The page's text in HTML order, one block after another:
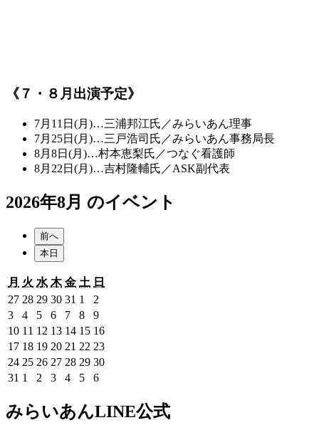
《７・８月出演予定》
7月11日(月)…三浦邦江氏／みらいあん理事
7月25日(月)…三戸浩司氏／みらいあん事務局長
8月8日(月)…村本恵梨氏／つなぐ看護師
8月22日(月)…吉村隆輔氏／ASK副代表
2026年8月 のイベント
前へ
本日
月 月
曜
日
火 火
曜
日
水 水
曜
日
木木
曜
日
金金
曜
日
土 土
曜
日
日
272026
年
7
月
27
日
282026
年
7
月
28
日
292026
年
7
月
29
日
302026
年
7
月
30
日
31 2026
年
7
月
31
日
1
2026
年
8
月
1
日
2
年
8
月
2
日
32026
年
8
月
3
日
42026
年
8
月
4
日
52026
年
8
月
5
日
62026
年
8
月
6
日
72026
年
8
月
7
日
82026
年
8
月
8
日
92026
年
8
月
9
日
102026
年
8
月
10
11 2026
年
8
月
11
12 2026
年
8
月
12
132026
年
8
月
13
142026
年
8
月
14
152026
年
8
月
15
162026
8
172026
年
8
17
日
182026
年
8
日
192026
年
8
日
202026
年
20
日
21 2026
年
8
21
日
22 2026
年
8
日
232026
年
日
242026
年
月
24
252026
年
月
25
262026
年
26
272026
年
月
27
282026
年
月
28
292026
年
29
302026
30
31 2026
月
1
2026
9
月
2 2026
9
月
32026
月
42026
9
月
52026
9
月
62026
9
月
みらいあんLINE公式